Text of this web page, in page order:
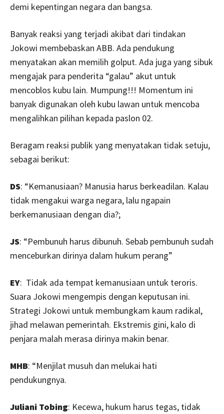
demi kepentingan negara dan bangsa.
Banyak reaksi yang terjadi akibat dari tindakan
Jokowi membebaskan ABB. Ada pendukung
menyatakan akan memilih golput. Ada juga yang sibuk
mengajak para penderita “galau” akut untuk
mencoblos kubu lain. Mumpung!!! Momentum ini
banyak digunakan oleh kubu lawan untuk mencoba
mengalihkan pilihan kepada paslon 02.
Beragam reaksi publik yang menyatakan tidak setuju,
sebagai berikut:
DS: “Kemanusiaan? Manusia harus berkeadilan. Kalau
tidak mengakui warga negara, lalu ngapain
berkemanusiaan dengan dia?;
JS: “Pembunuh harus dibunuh. Sebab pembunuh sudah
menceburkan dirinya dalam hukum perang”
EY: Tidak ada tempat kemanusiaan untuk teroris.
Suara Jokowi mengempis dengan keputusan ini.
Strategi Jokowi untuk membungkam kaum radikal,
jihad melawan pemerintah. Ekstremis gini, kalo di
penjara malah merasa dirinya makin benar.
MHB: “Menjilat musuh dan melukai hati
pendukungnya.
Juliani Tobing: Kecewa, hukum harus tegas, tidak